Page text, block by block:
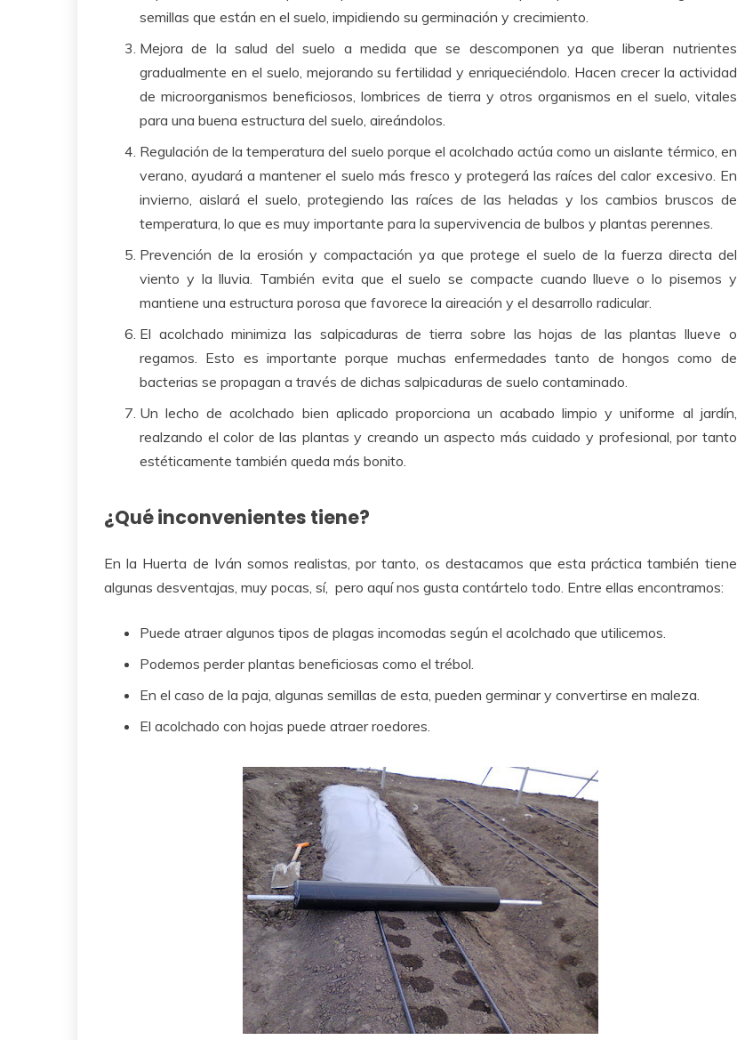
semillas que están en el suelo, impidiendo su germinación y crecimiento.
Mejora de la salud del suelo a medida que se descomponen ya que liberan nutrientes
gradualmente en el suelo, mejorando su fertilidad y enriqueciéndolo. Hacen crecer la actividad
de microorganismos beneficiosos, lombrices de tierra y otros organismos en el suelo, vitales
para una buena estructura del suelo, aireándolos.
Regulación de la temperatura del suelo porque el acolchado actúa como un aislante térmico, en
verano, ayudará a mantener el suelo más fresco y protegerá las raíces del calor excesivo. En
invierno, aislará el suelo, protegiendo las raíces de las heladas y los cambios bruscos de
temperatura, lo que es muy importante para la supervivencia de bulbos y plantas perennes.
Prevención de la erosión y compactación ya que protege el suelo de la fuerza directa del
viento y la lluvia. También evita que el suelo se compacte cuando llueve o lo pisemos y
mantiene una estructura porosa que favorece la aireación y el desarrollo radicular.
El acolchado minimiza las salpicaduras de tierra sobre las hojas de las plantas llueve o
regamos. Esto es importante porque muchas enfermedades tanto de hongos como de
bacterias se propagan a través de dichas salpicaduras de suelo contaminado.
Un lecho de acolchado bien aplicado proporciona un acabado limpio y uniforme al jardín,
realzando el color de las plantas y creando un aspecto más cuidado y profesional, por tanto
estéticamente también queda más bonito.
¿Qué inconvenientes tiene?
En la Huerta de Iván somos realistas, por tanto, os destacamos que esta práctica también tiene
algunas desventajas, muy pocas, sí, pero aquí nos gusta contártelo todo. Entre ellas encontramos:
Puede atraer algunos tipos de plagas incomodas según el acolchado que utilicemos.
Podemos perder plantas beneficiosas como el trébol.
En el caso de la paja, algunas semillas de esta, pueden germinar y convertirse en maleza.
El acolchado con hojas puede atraer roedores.